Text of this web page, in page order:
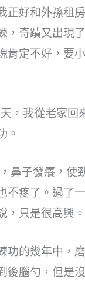
正好和外孫租
，奇蹟又出現
肯定不好，要
，我從老家
。
鼻子發癢，使
不疼了。過了
，只是很高興
功的幾年中，
後腦勺，但是